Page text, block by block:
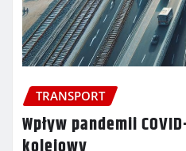
TRANSPORT
Wpływ pandemii